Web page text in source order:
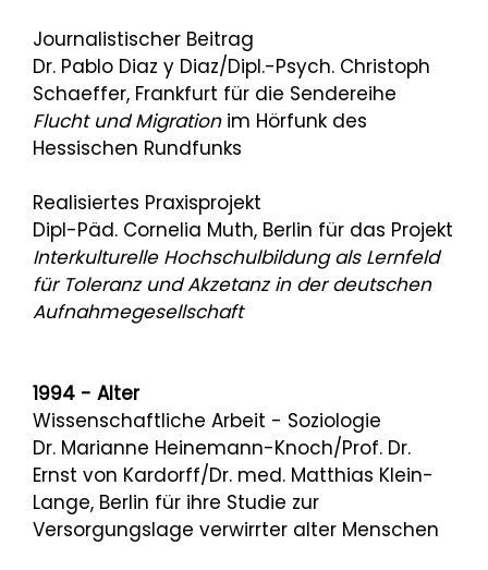
Journalistischer Beitrag
Dr. Pablo Diaz y Diaz/Dipl.-Psych. Christoph
Schaeffer, Frankfurt für die Sendereihe
Flucht und Migrationim Hörfunk des
Hessischen Rundfunks
Realisiertes Praxisprojekt
Dipl-Päd. Cornelia Muth, Berlin für das Projekt
Interkulturelle Hochschulbildung als Lernfeld
für Toleranz und Akzetanz in der deutschen
Aufnahmegesellschaft
1994 - Alter
Wissenschaftliche Arbeit - Soziologie
Dr. Marianne Heinemann-Knoch/Prof. Dr.
Ernst von Kardorff/Dr. med. Matthias Klein-
Lange, Berlin für ihre Studie zur
Versorgungslage verwirrter alter Menschen